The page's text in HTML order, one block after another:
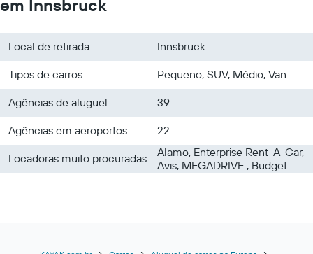
em Innsbruck
Local de retirada
Innsbruck
Tipos de carros
Pequeno, SUV, Médio, Van
Agências de aluguel
39
Agências em aeroportos
22
Locadoras muito procuradas
Alamo, Enterprise Rent-A-Car,
Avis, MEGADRIVE , Budget